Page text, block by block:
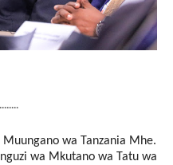
wa Tanzania Mhe.
wa Mkutano wa Tatu wa